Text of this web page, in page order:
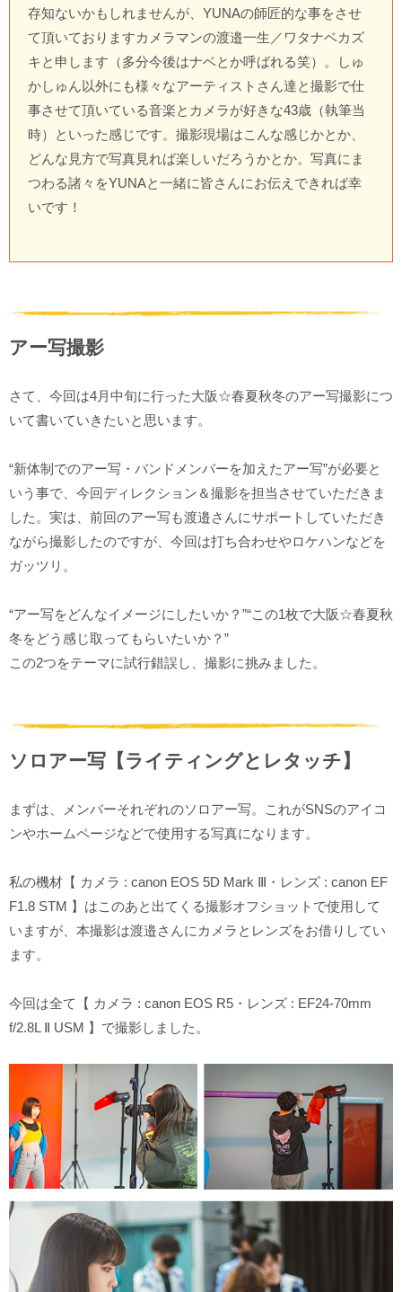
存知ないかもしれませんが、YUNAの師匠的な事をさせ
て頂いておりますカメラマンの渡邉一生／ワタナベカズ
キと申します（多分今後はナベとか呼ばれる笑）。しゅ
かしゅん以外にも様々なアーティストさん達と撮影で仕
事させて頂いている音楽とカメラが好きな43歳（執筆当
時）といった感じです。撮影現場はこんな感じかとか、
どんな見方で写真見れば楽しいだろうかとか。写真にま
つわる諸々をYUNAと一緒に皆さんにお伝えできれば幸
いです！
アー写撮影
さて、今回は4月中旬に行った大阪☆春夏秋冬のアー写撮影につ
いて書いていきたいと思います。
“新体制でのアー写・バンドメンバーを加えたアー写”が必要と
いう事で、今回ディレクション＆撮影を担当させていただきま
した。実は、前回のアー写も渡邉さんにサポートしていただき
ながら撮影したのですが、今回は打ち合わせやロケハンなどを
ガッツリ。
“アー写をどんなイメージにしたいか？”“この1枚で大阪☆春夏秋
冬をどう感じ取ってもらいたいか？”
この2つをテーマに試行錯誤し、撮影に挑みました。
ソロアー写【ライティングとレタッチ】
まずは、メンバーそれぞれのソロアー写。これがSNSのアイコ
ンやホームページなどで使用する写真になります。
私の機材【 カメラ : canon EOS 5D Mark Ⅲ・レンズ : canon EF
F1.8 STM 】はこのあと出てくる撮影オフショットで使用して
いますが、本撮影は渡邉さんにカメラとレンズをお借りしてい
ます。
今回は全て【 カメラ : canon EOS R5・レンズ : EF24-70mm
f/2.8L Ⅱ USM 】で撮影しました。